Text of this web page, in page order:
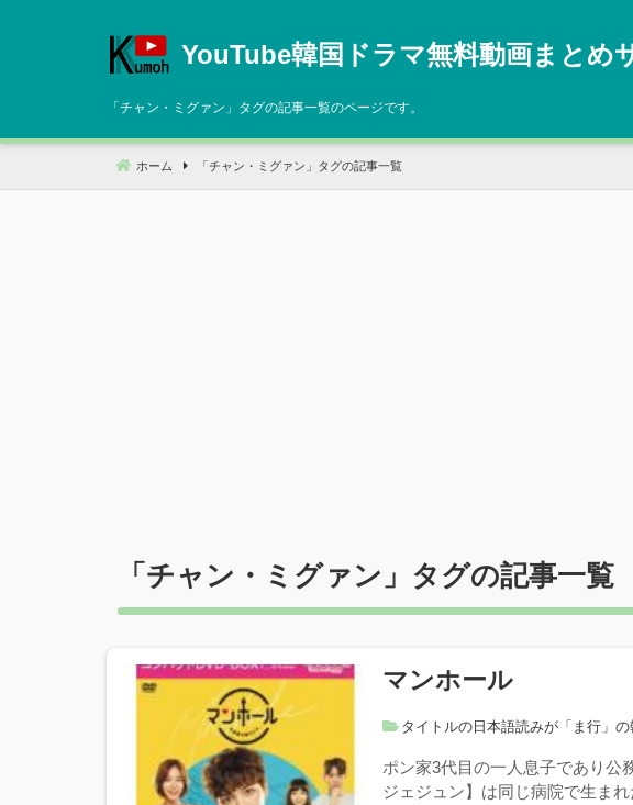
へ
動
YouTube韓国ドラマ無料動画まとめ
「 チャン・ミグァン 」タグの記事一覧のページです。
ホーム 「 チャン・ミグァン 」タグの記事一覧
「 チャン・ミグァン 」タグの記事一覧
マンホール
タイトルの日本語読みが「ま行」
ポン家3代目の一人息子であり公
ジェジュン】は同じ病院で生ま